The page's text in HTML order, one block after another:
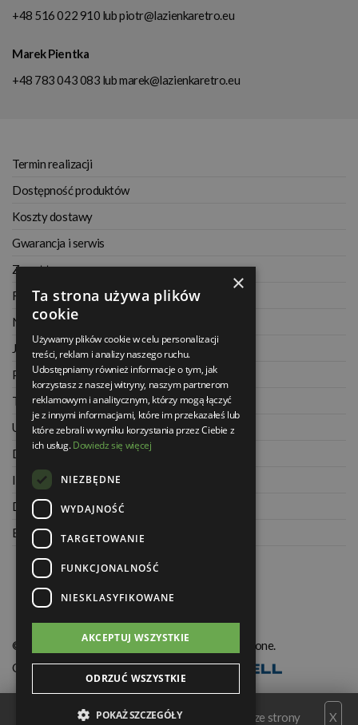
+48 516 022 910 lubpiotr@lazienkaretro.eu
Marek Pientka
+48 783 043 083 lubmarek@lazienkaretro.eu
Termin realizacji
Dostępność produktów
Koszty dostawy
Gwarancja i serwis
Zwrot towaru
Regulamin
Najczęściej zadawane pytania
Jak kupować na raty
Polityka prywatności
Twoje zamówienia
Ustawienia konta
Dane kontaktowe
Informacje o firmie
Dla architektów
Blog
© Świat Łazienek XXI w. Wszelkie prawa zastrzeżone.
Oprogramowanie KQS.store:Realizacja
Serwis wykorzystuje pliki cookies. Korzystając ze strony X
×
Ta strona używa plików
cookie
Używamy plików cookie w celu personalizacji
treści, reklam i analizy naszego ruchu.
Udostępniamy również informacje o tym, jak
korzystasz z naszej witryny, naszym partnerom
reklamowym i analitycznym, którzy mogą łączyć
je z innymi informacjami, które im przekazałeś lub
które zebrali w wyniku korzystania przez Ciebie z
ich usług.Dowiedz się więcej
NIEZBĘDNE
WYDAJNOŚĆ
TARGETOWANIE
FUNKCJONALNOŚĆ
NIESKLASYFIKOWANE
AKCEPTUJ WSZYSTKIE
ODRZUĆ WSZYSTKIE
POKAŻ SZCZEGÓŁY